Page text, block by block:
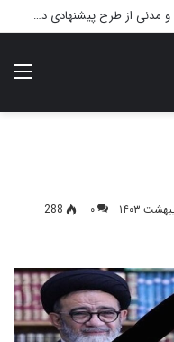
اعلام حمایت بیش از ۳۷۵ فعال سیاسی و مدنی از طرح پیشنهادی دکتر محمدجواد ظریف برای پایان عادلانه جنگ
۰
288